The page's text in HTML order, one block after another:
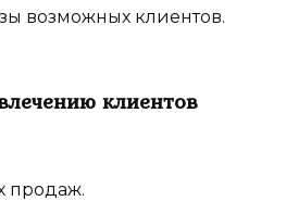
возможных клиентов.
клиентов
продаж.